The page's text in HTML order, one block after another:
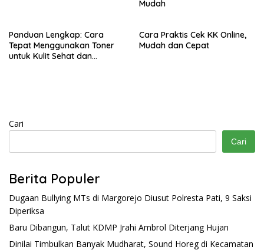
Mudah
Panduan Lengkap: Cara
Tepat Menggunakan Toner
untuk Kulit Sehat dan
Cara Praktis Cek KK Online,
Mudah dan Cepat
Cari
Cari
Berita Populer
Dugaan Bullying MTs di Margorejo Diusut Polresta Pati, 9 Saksi
Diperiksa
Baru Dibangun, Talut KDMP Jrahi Ambrol Diterjang Hujan
Dinilai Timbulkan Banyak Mudharat, Sound Horeg di Kecamatan